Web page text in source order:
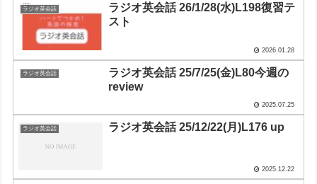
ラジオ英会話
ラジオ英会話 26/1/28(水)L198復習テ
スト
2026.01.28
ラジオ英会話
ラジオ英会話 25/7/25(金)L80今週の
review
2025.07.25
ラジオ英会話 ラジオ英会話 25/12/22(月)L176 up
2025.12.22